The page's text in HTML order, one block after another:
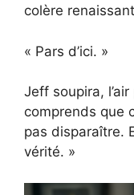
colère
« Pars d’ici. »
Jeff soupira,
comprends que
pas disparaître.
vérité. »